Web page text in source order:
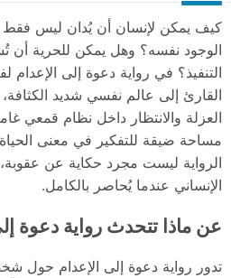
كيف يمكن لإنسان أن يُدان ليس فقط
الوجود نفسه؟ وهل يمكن للحرية
التنفيذ؟ في رواية دعوة إلى الإعدام
القارئ إلى عالم نفسي شديد
العزلة والانتظار داخل نظام قمعي
مساحة ضيقة للتفكير في معنى
الرواية ليست مجرد حكاية عن
الإنساني عندما يُحاصر بالكامل.
عن ماذا تتحدث رواية دعوة
تدور رواية دعوة إلى الإعدام حول